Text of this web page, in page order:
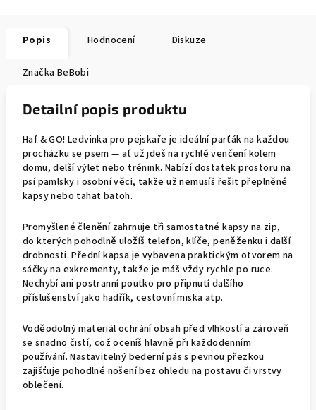
Popis Hodnocení Diskuze
Značka BeBobi
Detailní popis produktu
Haf & GO! Ledvinka pro pejskaře je ideální parťák na každou
procházku se psem — ať už jdeš na rychlé venčení kolem
domu, delší výlet nebo trénink. Nabízí dostatek prostoru na
psí pamlsky i osobní věci, takže už nemusíš řešit přeplněné
kapsy nebo tahat batoh.
Promyšlené členění zahrnuje tři samostatné kapsy na zip,
do kterých pohodlně uložíš telefon, klíče, peněženku i další
drobnosti. Přední kapsa je vybavena praktickým otvorem na
sáčky na exkrementy, takže je máš vždy rychle po ruce.
Nechybí ani postranní poutko pro připnutí dalšího
příslušenství jako hadřík, cestovní miska atp.
Voděodolný materiál ochrání obsah před vlhkostí a zároveň
se snadno čistí, což oceníš hlavně při každodenním
používání. Nastavitelný bederní pás s pevnou přezkou
zajišťuje pohodlné nošení bez ohledu na postavu či vrstvy
oblečení.